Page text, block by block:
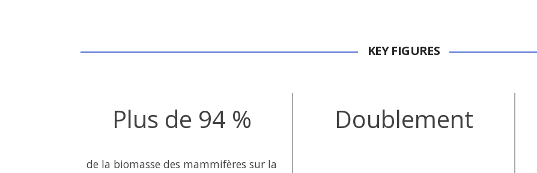
KEY FIGURES
Plus de 94 %
de la biomasse des mammifères sur la
Doublement